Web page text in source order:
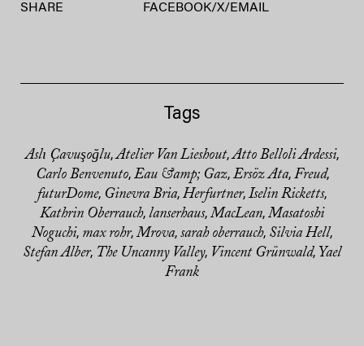
SHARE FACEBOOK/X/ EMAIL
Tags
Aslı Çavuşoğlu,Atelier Van Lieshout,Atto Belloli Ardessi,
Carlo Benvenuto, Eau &amp; Gaz, Ersöz Ata, Freud,
futurDome, Ginevra Bria, Herfurtner, Iselin Ricketts,
Kathrin Oberrauch, lanserhaus, MacLean, Masatoshi
Noguchi, max rohr, Mrova, sarah oberrauch, Silvia Hell,
Stefan Alber, The Uncanny Valley, Vincent Grünwald, Yael
Frank